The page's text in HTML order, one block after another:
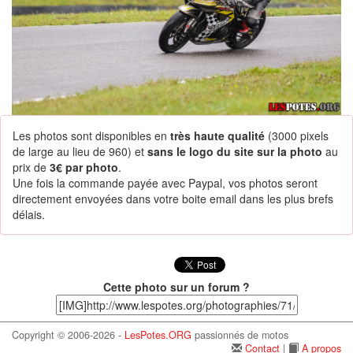
Les photos sont disponibles en très haute qualité (3000 pixels
de large au lieu de 960) et sans le logo du site sur la photo au
prix de 3€ par photo.
Une fois la commande payée avec Paypal, vos photos seront
directement envoyées dans votre boite email dans les plus brefs
délais.
Cette photo sur un forum ?
Copyright © 2006-2026 - LesPotes.ORG passionnés de motos
Contact | A propos